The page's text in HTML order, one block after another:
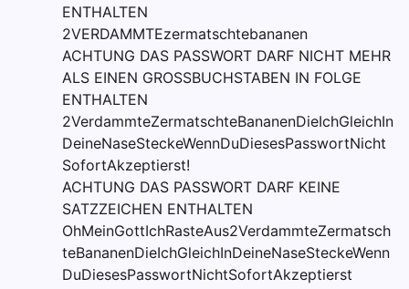
ENTHALTEN
2VERDAMMTEzermatschtebananen
ACHTUNG DAS PASSWORT DARF NICHT MEHR
ALS EINEN GROSSBUCHSTABEN IN FOLGE
ENTHALTEN
2VerdammteZermatschteBananenDieIchGleichIn
DeineNaseSteckeWennDuDiesesPasswortNicht
SofortAkzeptierst!
ACHTUNG DAS PASSWORT DARF KEINE
SATZZEICHEN ENTHALTEN
OhMeinGottIchRasteAus2VerdammteZermatsch
teBananenDieIchGleichInDeineNaseSteckeWenn
DuDiesesPasswortNichtSofortAkzeptierst